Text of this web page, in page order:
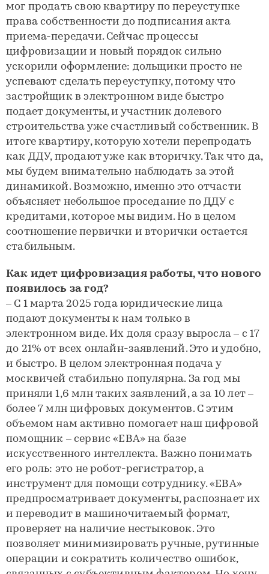
мог продать свою квартиру по переуступке
права собственности до подписания акта
приема-передачи. Сейчас процессы
цифровизации и новый порядок сильно
ускорили оформление: дольщики просто не
успевают сделать переуступку, потому что
застройщик в электронном виде быстро
подает документы, и участник долевого
строительства уже счастливый собственник. В
итоге квартиру, которую хотели перепродать
как ДДУ, продают уже как вторичку. Так что да,
мы будем внимательно наблюдать за этой
динамикой. Возможно, именно это отчасти
объясняет небольшое проседание по ДДУ с
кредитами, которое мы видим. Но в целом
соотношение первички и вторички остается
стабильным.
Как идет цифровизация работы, что нового
появилось за год?
– С 1 марта 2025 года юридические лица
подают документы к нам только в
электронном виде. Их доля сразу выросла – с 17
до 21% от всех онлайн-заявлений. Это и удобно,
и быстро. В целом электронная подача у
москвичей стабильно популярна. За год мы
приняли 1,6 млн таких заявлений, а за 10 лет –
более 7 млн цифровых документов. С этим
объемом нам активно помогает наш цифровой
помощник – сервис «ЕВА» на базе
искусственного интеллекта. Важно понимать
его роль: это не робот-регистратор, а
инструмент для помощи сотруднику. «ЕВА»
предпросматривает документы, распознает их
и переводит в машиночитаемый формат,
проверяет на наличие нестыковок. Это
позволяет минимизировать ручные, рутинные
операции и сократить количество ошибок,